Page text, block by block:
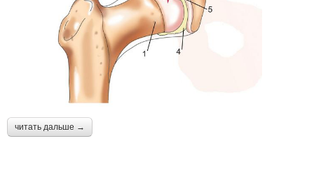
читать дальше →